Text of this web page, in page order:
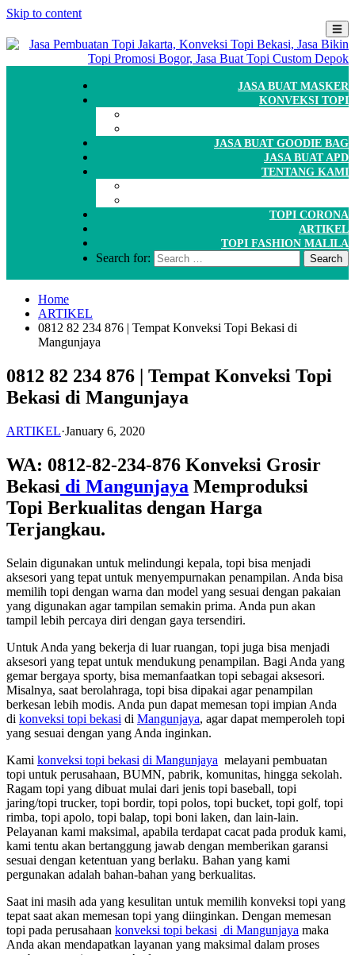
Skip to content
JASA BUAT MASKER
KONVEKSI TOPI
JASA BUAT GOODIE BAG
JASA BUAT APD
TENTANG KAMI
TOPI CORONA
ARTIKEL
TOPI FASHION MALILA
Search for:
Home
ARTIKEL
0812 82 234 876 | Tempat Konveksi Topi Bekasi di
Mangunjaya
0812 82 234 876 | Tempat Konveksi Topi
Bekasi di Mangunjaya
ARTIKEL·January 6, 2020
WA: 0812-82-234-876 Konveksi Grosir
Bekasi di Mangunjaya Memproduksi
Topi Berkualitas dengan Harga
Terjangkau.
Selain digunakan untuk melindungi kepala, topi bisa menjadi
aksesori yang tepat untuk menyempurnakan penampilan. Anda bisa
memilih topi dengan warna dan model yang sesuai dengan pakaian
yang digunakan agar tampilan semakin prima. Anda pun akan
tampil lebih percaya diri dengan gaya tersendiri.
Untuk Anda yang bekerja di luar ruangan, topi juga bisa menjadi
aksesori yang tepat untuk mendukung penampilan. Bagi Anda yang
gemar bergaya sporty, bisa memanfaatkan topi sebagai aksesori.
Misalnya, saat berolahraga, topi bisa dipakai agar penampilan
berkesan lebih modis. Anda pun dapat memesan topi impian Anda
di konveksi topi bekasi di Mangunjaya, agar dapat memperoleh topi
yang sesuai dengan yang Anda inginkan.
Kami konveksi topi bekasi di Mangunjaya melayani pembuatan
topi untuk perusahaan, BUMN, pabrik, komunitas, hingga sekolah.
Ragam topi yang dibuat mulai dari jenis topi baseball, topi
jaring/topi trucker, topi bordir, topi polos, topi bucket, topi golf, topi
rimba, topi apolo, topi balap, topi boni laken, dan lain-lain.
Pelayanan kami maksimal, apabila terdapat cacat pada produk kami,
kami tentu akan bertanggung jawab dengan memberikan garansi
sesuai dengan ketentuan yang berlaku. Bahan yang kami
pergunakan adalah bahan-bahan yang berkualitas.
Saat ini masih ada yang kesulitan untuk memilih konveksi topi yang
tepat saat akan memesan topi yang diinginkan. Dengan memesan
topi pada perusahaan konveksi topi bekasi di Mangunjaya maka
Anda akan mendapatkan layanan yang maksimal dalam proses